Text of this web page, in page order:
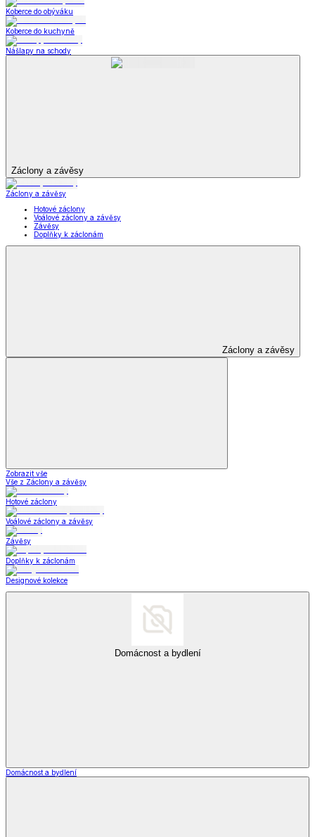
Koberce do obýváku
Koberce do kuchyně
Nášlapy na schody
Záclony a závěsy
Záclony a závěsy
Hotové záclony
Voálové záclony a závěsy
Závěsy
Doplňky k záclonám
Záclony a závěsy
Zobrazit vše
Vše z Záclony a závěsy
Hotové záclony
Voálové záclony a závěsy
Závěsy
Doplňky k záclonám
Designové kolekce
Domácnost a bydlení
Domácnost a bydlení